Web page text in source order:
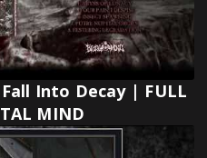
Fall Into Decay | FULL
MIND